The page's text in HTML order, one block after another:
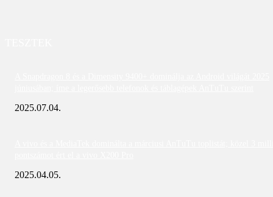
2025.07.04.
2025.04.05.